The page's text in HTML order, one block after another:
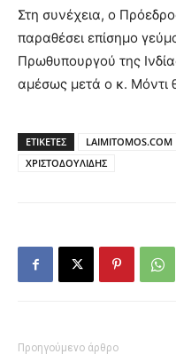
Στη συνέχεια, ο
παραθέσει επίσημο
Πρωθυπουργού της
αμέσως μετά ο κ. Μόντι
ΕΤΙΚΕΤΕΣ LAIMITOMOS.COM
ΧΡΙΣΤΟΔΟΥΛΙΔΗΣ
Προηγούμενο άρθρο